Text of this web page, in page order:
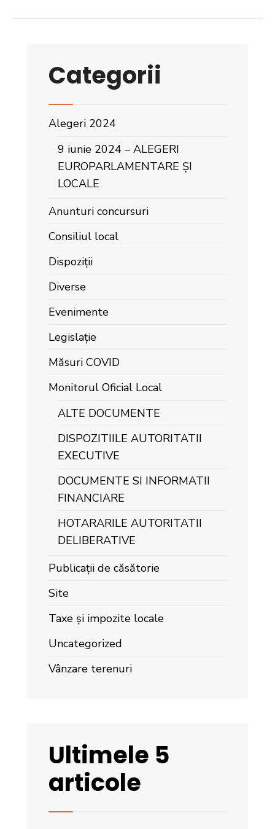
Categorii
Alegeri 2024
9 iunie 2024 – ALEGERI
EUROPARLAMENTARE ȘI
LOCALE
Anunturi concursuri
Consiliul local
Dispoziții
Diverse
Evenimente
Legislație
Măsuri COVID
Monitorul Oficial Local
ALTE DOCUMENTE
DISPOZITIILE AUTORITATII
EXECUTIVE
DOCUMENTE SI INFORMATII
FINANCIARE
HOTARARILE AUTORITATII
DELIBERATIVE
Publicații de căsătorie
Site
Taxe și impozite locale
Uncategorized
Vânzare terenuri
Ultimele 5
articole